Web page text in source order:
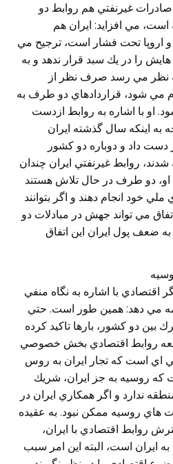
صادرات غيرنفتي هم روابط دو
مي افزايد: ايران هم
اروپا تحت فشار است، ترجيح مي
را در يك سبد قرار ندهد و به
به نظر مي رسد صرف نظر از
مي شود، قراردادهاي دو طرف به
او با اشاره به روابط ازدست
به اينكه سال گذشته ايران
دست داد و دوباره دو كشور
روابط غيرنفتي ايران چندان
دو طرف در حال تلاش هستند
ملي خود انجام دهند و اگر بتوانند
مي تواند جهش در مبادلات دو
به ضعف پول ايران اين اتفاق
اقتصادي با اشاره به نگاه منفي
مي دهد: همين طور است. حتي
بين دو كشور، بارها تاكيد كرده
روابط اقتصادي بخش خصوصي
اي است كه تجار ايران به روس
كه روسيه به جز ايران، شريك
ندارد و اگر همكاري ايران در
هاي روسيه ممكن نبود. به عقيده
روابط اقتصادي با ايران،
ايران است، البته اين امر سبب